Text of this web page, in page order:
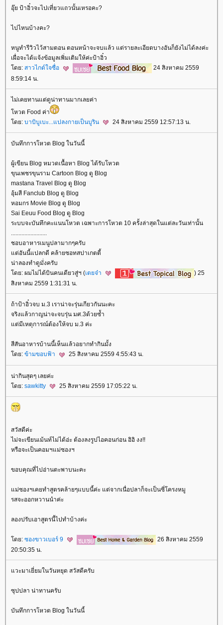
อุ๊ย ป้าอิ๋วจะไปเที่ยวแถวนั้นเหรอคะ?
ไปไหนบ้างคะ?
หนูทำรีวิวไว้สามตอน ตอนหน้าจะจบแล้ว แต่รายละเอียดบางอันก็ยังไม่ได้ลงค่ะ
เผื่อจะได้แจ้งข้อมูลเพิ่มเติมให้ค่ะป้าอิ๋ว
ดย: สาวไกด์ใจซื่อ
24 สิงหาคม 2559
8:59:14 น.
ไม่เคยทานแต่ดูน่าทานมากเลยค่า
หวต Food ค่า
ดย: บาบิบูเบะ...แปลงกายเป็นบูริน 24 สิงหาคม 2559 12:57:13 น.
บันทึกการโหวต Blog ในวันนี้
ผู้เขียน Blog หมวดเนื้อหา Blog ได้รับโหวต
ขุนเพชรขุนราม Cartoon Blog ดู Blog
mastana Travel Blog ดู Blog
อุ้มสี Fanclub Blog ดู Blog
หอมกร Movie Blog ดู Blog
Sai Eeuu Food Blog ดู Blog
ระบบจะบันทึกคะแนนโหวต เฉพาะการโหวต 10 ครั้งล่าสุดในแต่ละวันเท่านั้น
........................
ชอบอาหารเมนูปลามากๆครับ
ต่อันนี้แปลกดี คล้ายซอทสปาเกตตี้
น่าลองทำดูมั่งครับ
ดย: ผมไม่ได้บินคนเดียวสู่ฯ (เตยจ๋า
) 25
สิงหาคม 2559 1:31:31 น.
ถ้าป้าอิ๋วจบ ม.3 เราน่าจะรุ่นเกียวกันนะคะ
จริงแล้วกาญน่าจะจบรุ่น มศ.3ด้วยซ้ำ
ต่มีเหตุการณ์ต้องให้จบ ม.3 ค่ะ
สีสันอาหารบ้านนี้เห็นแล้วอยากทำกินมั้ง
ดย: ข้ามขอบฟ้า 25 สิงหาคม 2559 4:55:43 น.
น่ากินสุดๆ เลยค่ะ
ดย: sawkitty 25 สิงหาคม 2559 17:05:22 น.
สวัสดีค่ะ
ไม่จะเขียนเม้นท์ไม่ได้อ่ะ ต้องลงรูปไอคอนก่อน อิอิ งง!!
หรือจะเป็นคอมฯแม่ซองฯ
ขอบคุณที่ไปอ่านตะพาบนะคะ
ม่ซองฯเคยทำสูตรคล้ายๆแบบนี้ค่ะ แต่จากเนื่อปลาก็จะเป็นซี่โครงหมู
รสจะออกหวานนำค่ะ
ลองปรับเอาสูตรนี้ไปทำบ้างค่ะ
ดย: ซองขาวเบอร์ 9
26 สิงหาคม 2559
20:50:35 น.
วะมาเยี่ยมในวันหยุด สวัสดีครับ
ซุปปลา น่าทานครับ
บันทึกการโหวต Blog ในวันนี้